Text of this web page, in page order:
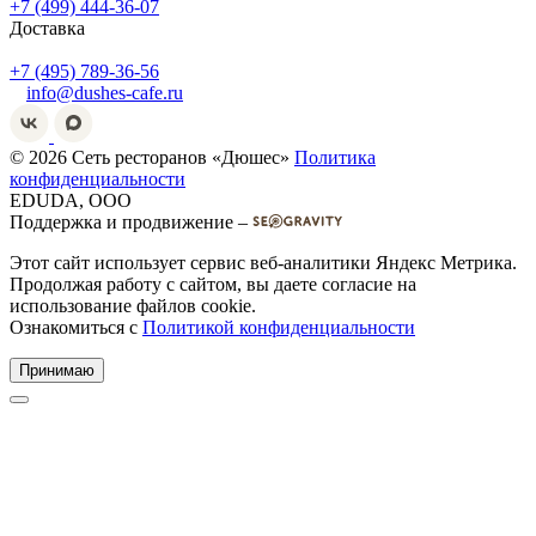
+7 (499) 444-36-07
Доставка
+7 (495) 789-36-56
info@dushes-cafe.ru
© 2026 Сеть ресторанов «Дюшес» Политика
конфиденциальности
EDUDA, OOO
Поддержка и продвижение –
Этот сайт использует сервис веб-аналитики Яндекс Метрика.
Продолжая работу с сайтом, вы даете согласие на
использование файлов cookie.
Ознакомиться с Политикой конфиденциальности
Принимаю